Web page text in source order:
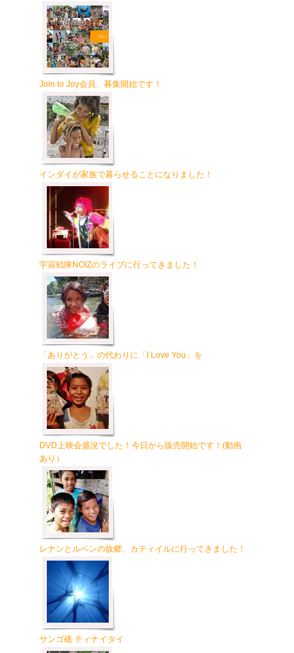
Join to Joy会員、募集開始です！
インダイが家族で暮らせることになりました！
宇宙戦隊NOIZのライブに行ってきました！
「ありがとう」の代わりに「I Love You」を
DVD上映会盛況でした！今日から販売開始です！(動画
あり）
レナンとルベンの故郷、カティイルに行ってきました！
サンゴ礁 ティナイタイ